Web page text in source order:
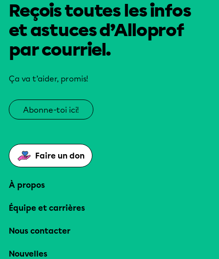
Reçois toutes les infos
et astuces d’Alloprof
par courriel.
Ça va t’aider, promis!
Abonne-toi ici!
Faire un don
À propos
Équipe et carrières
Nous contacter
Nouvelles